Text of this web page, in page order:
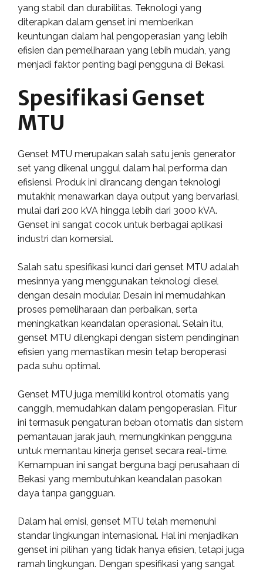
yang stabil dan durabilitas. Teknologi yang
diterapkan dalam genset ini memberikan
keuntungan dalam hal pengoperasian yang lebih
efisien dan pemeliharaan yang lebih mudah, yang
menjadi faktor penting bagi pengguna di Bekasi.
Spesifikasi Genset
MTU
Genset MTU merupakan salah satu jenis generator
set yang dikenal unggul dalam hal performa dan
efisiensi. Produk ini dirancang dengan teknologi
mutakhir, menawarkan daya output yang bervariasi,
mulai dari 200 kVA hingga lebih dari 3000 kVA.
Genset ini sangat cocok untuk berbagai aplikasi
industri dan komersial.
Salah satu spesifikasi kunci dari genset MTU adalah
mesinnya yang menggunakan teknologi diesel
dengan desain modular. Desain ini memudahkan
proses pemeliharaan dan perbaikan, serta
meningkatkan keandalan operasional. Selain itu,
genset MTU dilengkapi dengan sistem pendinginan
efisien yang memastikan mesin tetap beroperasi
pada suhu optimal.
Genset MTU juga memiliki kontrol otomatis yang
canggih, memudahkan dalam pengoperasian. Fitur
ini termasuk pengaturan beban otomatis dan sistem
pemantauan jarak jauh, memungkinkan pengguna
untuk memantau kinerja genset secara real-time.
Kemampuan ini sangat berguna bagi perusahaan di
Bekasi yang membutuhkan keandalan pasokan
daya tanpa gangguan.
Dalam hal emisi, genset MTU telah memenuhi
standar lingkungan internasional. Hal ini menjadikan
genset ini pilihan yang tidak hanya efisien, tetapi juga
ramah lingkungan. Dengan spesifikasi yang sangat